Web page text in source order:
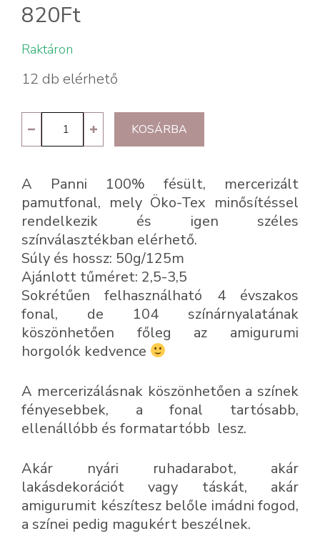
820Ft
Raktáron
12 db elérhető
39
fukszia
mennyiség
KOSÁRBA
A Panni 100% fésült, mercerizált
pamutfonal, mely Öko-Tex minősítéssel
rendelkezik és igen széles
színválasztékban elérhető.
Súly és hossz: 50g/125m
Ajánlott tűméret: 2,5-3,5
Sokrétűen felhasználható 4 évszakos
fonal, de 104 színárnyalatának
köszönhetően főleg az amigurumi
horgolók kedvence
A mercerizálásnak köszönhetően a színek
fényesebbek, a fonal tartósabb,
ellenállóbb és formatartóbb lesz.
Akár nyári ruhadarabot, akár
lakásdekorációt vagy táskát, akár
amigurumit készítesz belőle imádni fogod,
a színei pedig magukért beszélnek.